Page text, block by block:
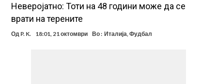
Арсенал со 138 милиони евра тргнува по ѕвездата на Серија А?
Мурињо воведува строга дисциплина во Реал Мадрид: Ова се
трите нови правила
Неочекувана „бомба“ од Англија: Ливерпул се засили од
Неверојатно: Тоти на 48 години може да се
врати на терените
Од P. K. 18:01, 21 октомври Во : Италија Фудбал